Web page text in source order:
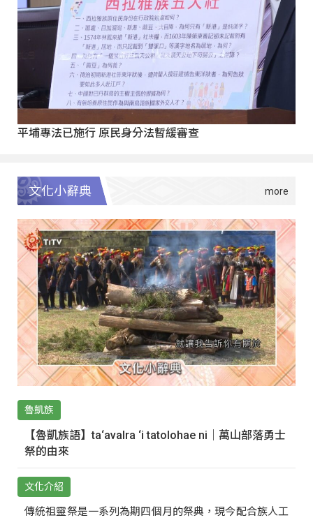
平埔專法已施行 原民身分法暫緩審查
文化小辭典
魯凱族
【魯凱族語】ta‘avalra ‘i tatolohae ni｜萬山部落勇士
祭的由來
文化介紹
傳統祖靈祭是一系列為期四個月的祭典，現今配合族人工